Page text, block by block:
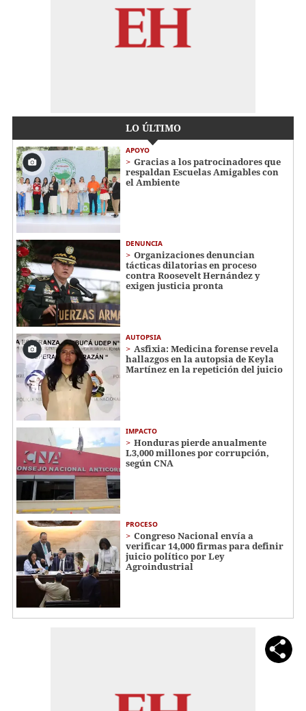
LO ÚLTIMO
APOYO
Gracias a los patrocinadores que
respaldan Escuelas Amigables con
el Ambiente
DENUNCIA
Organizaciones denuncian
tácticas dilatorias en proceso
contra Roosevelt Hernández y
exigen justicia pronta
AUTOPSIA
Asfixia: Medicina forense revela
hallazgos en la autopsia de Keyla
Martínez en la repetición del juicio
IMPACTO
Honduras pierde anualmente
L3,000 millones por corrupción,
según CNA
PROCESO
Congreso Nacional envía a
verificar 14,000 firmas para definir
juicio político por Ley
Agroindustrial